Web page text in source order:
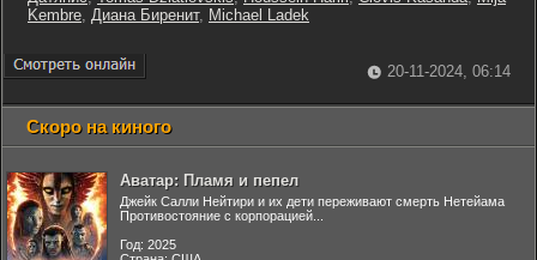
Kembre, Диана Биренит, Michael Ladek
20-11-2024, 06:14
Скоро на киного
Аватар: Пламя и пепел
Джейк Салли Нейтири и их дети переживают смерть Нетейама
Противостояние с корпорацией...
Год: 2025